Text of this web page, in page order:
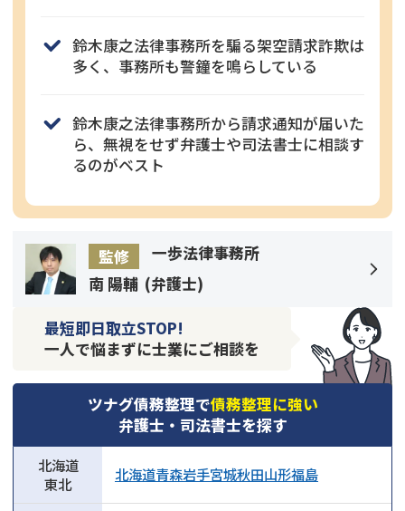
鈴木康之法律事務所を騙る架空請求詐欺は
多く、事務所も警鐘を鳴らしている
鈴木康之法律事務所から請求通知が届いた
ら、無視をせず弁護士や司法書士に相談す
るのがベスト
監修
一歩法律事務所
南 陽輔 (弁護士)
最短即日取立STOP!
一人で悩まずに士業にご相談を
ツナグ債務整理で債務整理に強い
弁護士・司法書士を探す
北海道
東北
北海道青森岩手宮城秋田山形福島